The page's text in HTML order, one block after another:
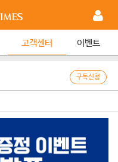
고객센터 이벤트
구독신청